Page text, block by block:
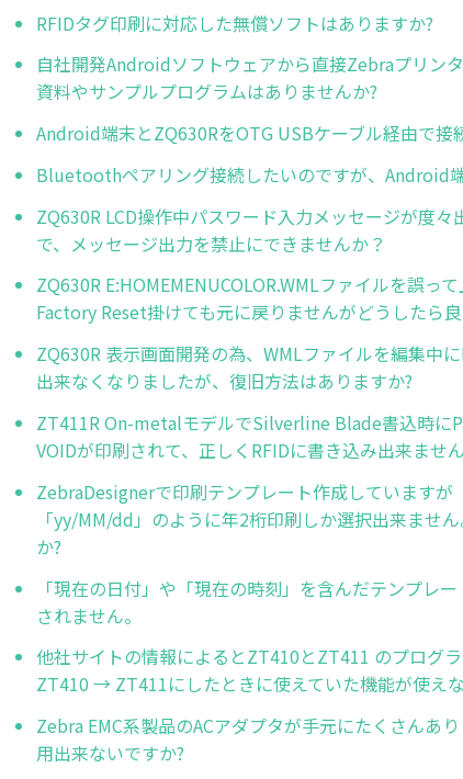
RFIDタグ印刷に対応した無償ソフトはありますか?
自社開発Androidソフトウェアから直接Zebraプリン
資料やサンプルプログラムはありませんか?
Android端末とZQ630RをOTG USBケーブル経由で接
Bluetoothペアリング接続したいのですが、Android
ZQ630R LCD操作中パスワード入力メッセージが度
で、メッセージ出力を禁止にできませんか？
ZQ630R E:HOMEMENUCOLOR.WMLファイルを誤っ
Factory Reset掛けても元に戻りませんがどうしたら
ZQ630R 表示画面開発の為、WMLファイルを編集中
出来なくなりましたが、復旧方法はありますか?
ZT411R On-metalモデルでSilverline Blade書込時に
VOIDが印刷されて、正しくRFIDに書き込み出来ません
ZebraDesignerで印刷テンプレート作成しています
「yy/MM/dd」のように年2桁印刷しか選択出来ませ
か?
「現在の日付」や「現在の時刻」を含んだテンプレ
されません。
他社サイトの情報によるとZT410とZT411 のプログ
ZT410 → ZT411にしたときに使えていた機能が使え
Zebra EMC系製品のACアダプタが手元にたくさんあ
用出来ないですか?